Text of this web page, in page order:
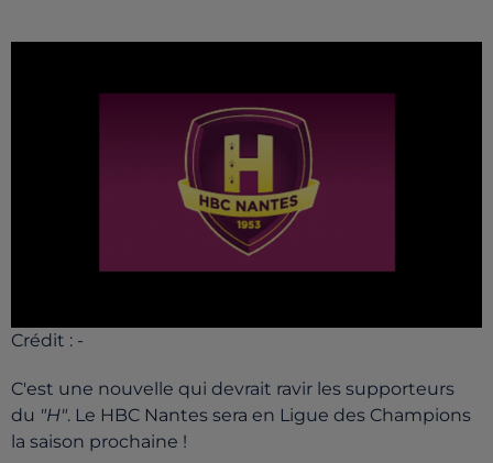
Crédit : -
C'est une nouvelle qui devrait ravir les supporteurs
du "H". Le HBC Nantes sera en Ligue des Champions
la saison prochaine !